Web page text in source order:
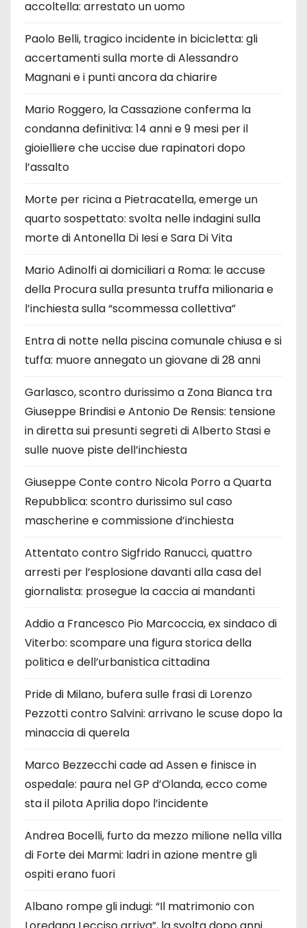
accoltella: arrestato un uomo
Paolo Belli, tragico incidente in bicicletta: gli
accertamenti sulla morte di Alessandro
Magnani e i punti ancora da chiarire
Mario Roggero, la Cassazione conferma la
condanna definitiva: 14 anni e 9 mesi per il
gioielliere che uccise due rapinatori dopo
l’assalto
Morte per ricina a Pietracatella, emerge un
quarto sospettato: svolta nelle indagini sulla
morte di Antonella Di Iesi e Sara Di Vita
Mario Adinolfi ai domiciliari a Roma: le accuse
della Procura sulla presunta truffa milionaria e
l’inchiesta sulla “scommessa collettiva”
Entra di notte nella piscina comunale chiusa e si
tuffa: muore annegato un giovane di 28 anni
Garlasco, scontro durissimo a Zona Bianca tra
Giuseppe Brindisi e Antonio De Rensis: tensione
in diretta sui presunti segreti di Alberto Stasi e
sulle nuove piste dell’inchiesta
Giuseppe Conte contro Nicola Porro a Quarta
Repubblica: scontro durissimo sul caso
mascherine e commissione d’inchiesta
Attentato contro Sigfrido Ranucci, quattro
arresti per l’esplosione davanti alla casa del
giornalista: prosegue la caccia ai mandanti
Addio a Francesco Pio Marcoccia, ex sindaco di
Viterbo: scompare una figura storica della
politica e dell’urbanistica cittadina
Pride di Milano, bufera sulle frasi di Lorenzo
Pezzotti contro Salvini: arrivano le scuse dopo la
minaccia di querela
Marco Bezzecchi cade ad Assen e finisce in
ospedale: paura nel GP d’Olanda, ecco come
sta il pilota Aprilia dopo l’incidente
Andrea Bocelli, furto da mezzo milione nella villa
di Forte dei Marmi: ladri in azione mentre gli
ospiti erano fuori
Albano rompe gli indugi: “Il matrimonio con